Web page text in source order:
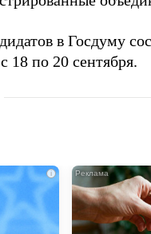
в Госдуму
18 по 20 сентября.
i